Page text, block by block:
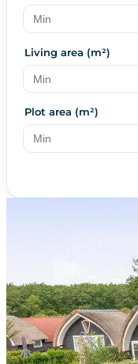
Living area (m²)
Plot area (m²)